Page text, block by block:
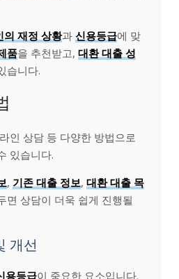
의 재정 상황과 신용등급에 맞
품을 추천받고, 대환 대출 성
습니다.
인 상담 등 다양한 방법으로
있습니다.
, 기존 대출 정보, 대환 대출 목
면 상담이 더욱 쉽게 진행될
개선
용등급이 중요한 요소입니다.